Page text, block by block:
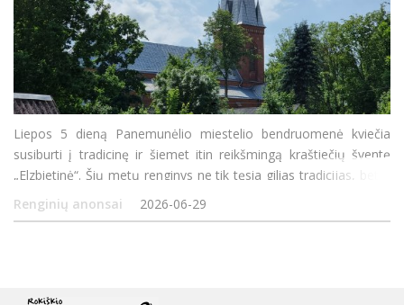
Liepos 5 dieną Panemunėlio miestelio bendruomenė kviečia
susiburti į tradicinę ir šiemet itin reikšmingą kraštiečių šventę
„Elzbietinė“. Šių metų renginys ne tik tęsia gilias tradicijas, bet ir
yra skirtas išskirtinei progai – Panevėžio vys
Renginių anonsai 2026-06-29